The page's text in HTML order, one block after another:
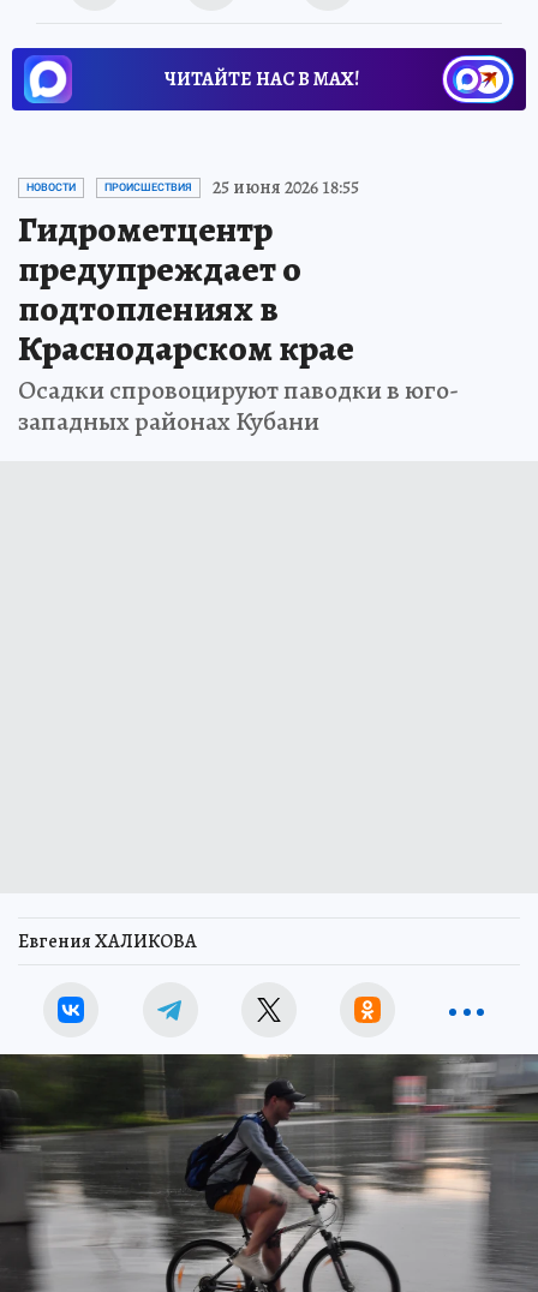
ЧИТАЙТЕ НАС В МАХ!
НОВОСТИ ПРОИСШЕСТВИЯ 25 июня 2026 18:55
Гидрометцентр
предупреждает о
подтоплениях в
Краснодарском крае
Осадки спровоцируют паводки в юго-
западных районах Кубани
Евгения ХАЛИКОВА